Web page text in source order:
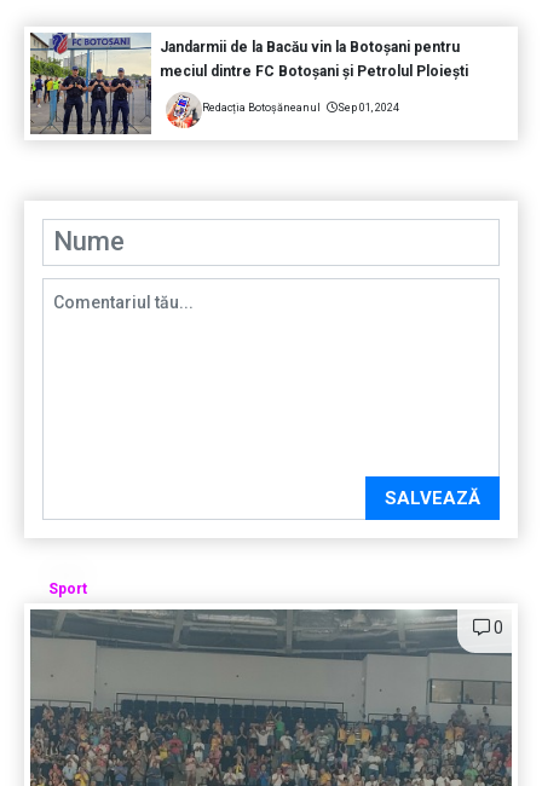
Jandarmii de la Bacău vin la Botoșani pentru
meciul dintre FC Botoșani și Petrolul Ploiești
Redacția Botoșăneanul Sep 01, 2024
SALVEAZĂ
Sport
0